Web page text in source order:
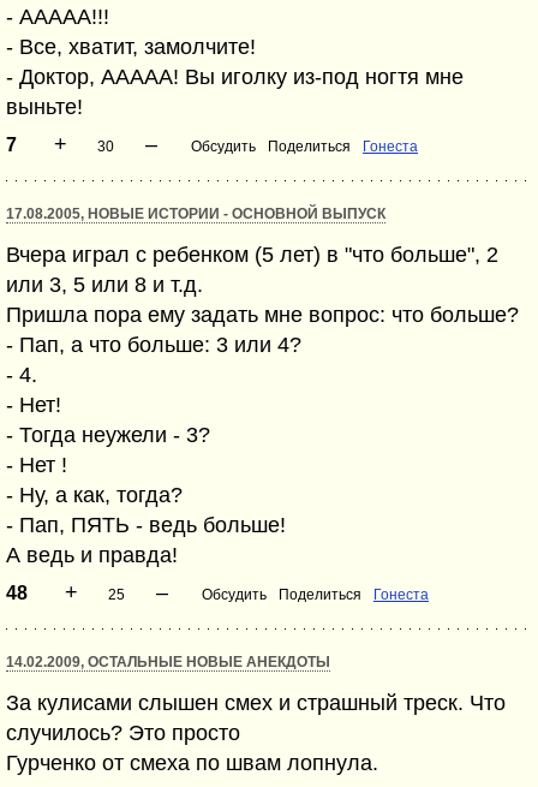
- ААААА!!!
- Все, хватит, замолчите!
- Доктор, ААААА! Вы иголку из-под ногтя мне
выньте!
7 + 30 – Обсудить Поделиться Гонеста
17.08.2005, НОВЫЕ ИСТОРИИ - ОСНОВНОЙ ВЫПУСК
Вчера играл с ребенком (5 лет) в "что больше", 2
или 3, 5 или 8 и т.д.
Пришла пора ему задать мне вопрос: что больше?
- Пап, а что больше: 3 или 4?
- 4.
- Нет!
- Тогда неужели - 3?
- Нет !
- Ну, а как, тогда?
- Пап, ПЯТЬ - ведь больше!
А ведь и правда!
48 + 25 – Обсудить Поделиться Гонеста
14.02.2009, ОСТАЛЬНЫЕ НОВЫЕ АНЕКДОТЫ
За кулисами слышен смех и страшный треск. Что
случилось? Это просто
Гурченко от смеха по швам лопнула.